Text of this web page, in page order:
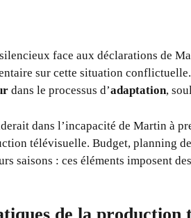
face aux déclarations de
sur cette situation
dans le processus d’adaptation,
dans l’incapacité de Martin à
télévisuelle. Budget, planning
saisons : ces éléments imposent